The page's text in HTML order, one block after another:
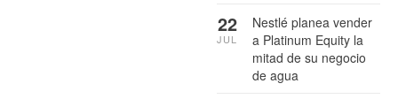
Nestlé planea vender
a Platinum Equity la
mitad de su negocio
de agua
22
JUL